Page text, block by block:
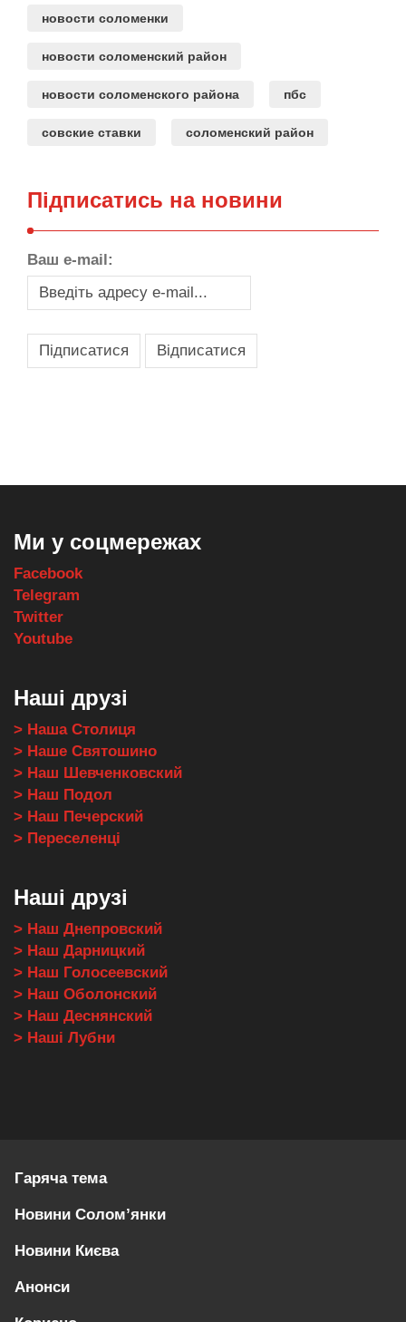
новости соломенки
новости соломенский район
новости соломенского района пбс
совские ставки соломенский район
Підписатись на новини
Ваш e-mail:
Ми у соцмережах
Facebook
Telegram
Twitter
Youtube
Наші друзі
> Наша Столиця
> Наше Святошино
> Наш Шевченковский
> Наш Подол
> Наш Печерский
> Переселенці
Наші друзі
> Наш Днепровский
> Наш Дарницкий
> Наш Голосеевский
> Наш Оболонский
> Наш Деснянский
> Наші Лубни
Гаряча тема
Новини Солом’янки
Новини Києва
Анонси